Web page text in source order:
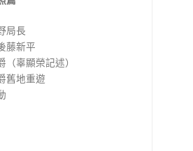
局長
藤新平
辜顯榮記述）
舊地重遊